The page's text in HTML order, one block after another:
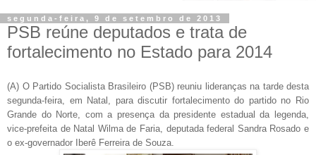
segunda-feira, 9 de setembro de 2013
PSB reúne deputados e trata de
fortalecimento no Estado para 2014
(A) O Partido Socialista Brasileiro (PSB) reuniu lideranças na tarde desta
segunda-feira, em Natal, para discutir fortalecimento do partido no Rio
Grande do Norte, com a presença da presidente estadual da legenda,
vice-prefeita de Natal Wilma de Faria, deputada federal Sandra Rosado e
o ex-governador Iberê Ferreira de Souza.